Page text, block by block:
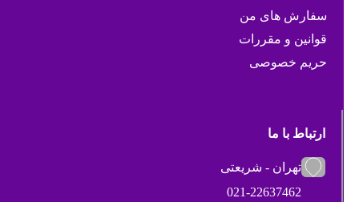
سفارش های من
قوانین و مقررات
حریم خصوصی
ارتباط با ما
تهران - شریعتی
021-22637462